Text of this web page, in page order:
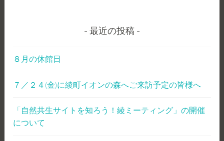
ン
最近の投稿
８月の休館日
７／２４(金)に綾町イオンの森へご来訪予定の皆様へ
「自然共生サイトを知ろう！綾ミーティング」の開催
について